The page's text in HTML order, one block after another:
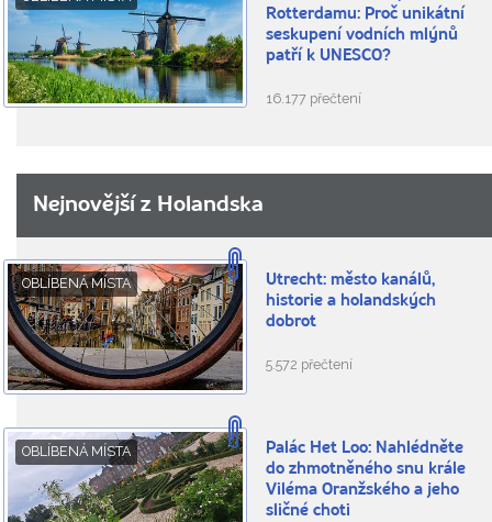
Rotterdamu: Proč unikátní
seskupení vodních mlýnů
patří k UNESCO?
16.177 přečtení
Nejnovější z Holandska
OBLÍBENÁ MÍSTA
Utrecht: město kanálů,
historie a holandských
dobrot
5.572 přečtení
OBLÍBENÁ MÍSTA
Palác Het Loo: Nahlédněte
do zhmotněného snu krále
Viléma Oranžského a jeho
sličné choti